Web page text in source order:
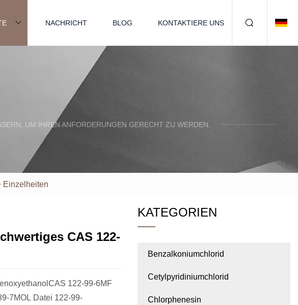
NACHRICHT BLOG KONTAKTIERE UNS
UM IHREN ANFORDERUNGEN GERECHT ZU WERDEN.
Einzelheiten
CAS 122-
122-99-6MF
7MOL Datei 122-99-
KATEGORIEN
Benzalkoniumchlorid
Cetylpyridiniumchlorid
Chlorphenesin